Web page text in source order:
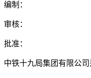
编制：
审核：
批准：
中铁十九局集团有限公